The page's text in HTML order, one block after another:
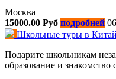
Москва
15000.00 Руб подробней
Школьные туры в Китай
Подарите школьникам
образование и